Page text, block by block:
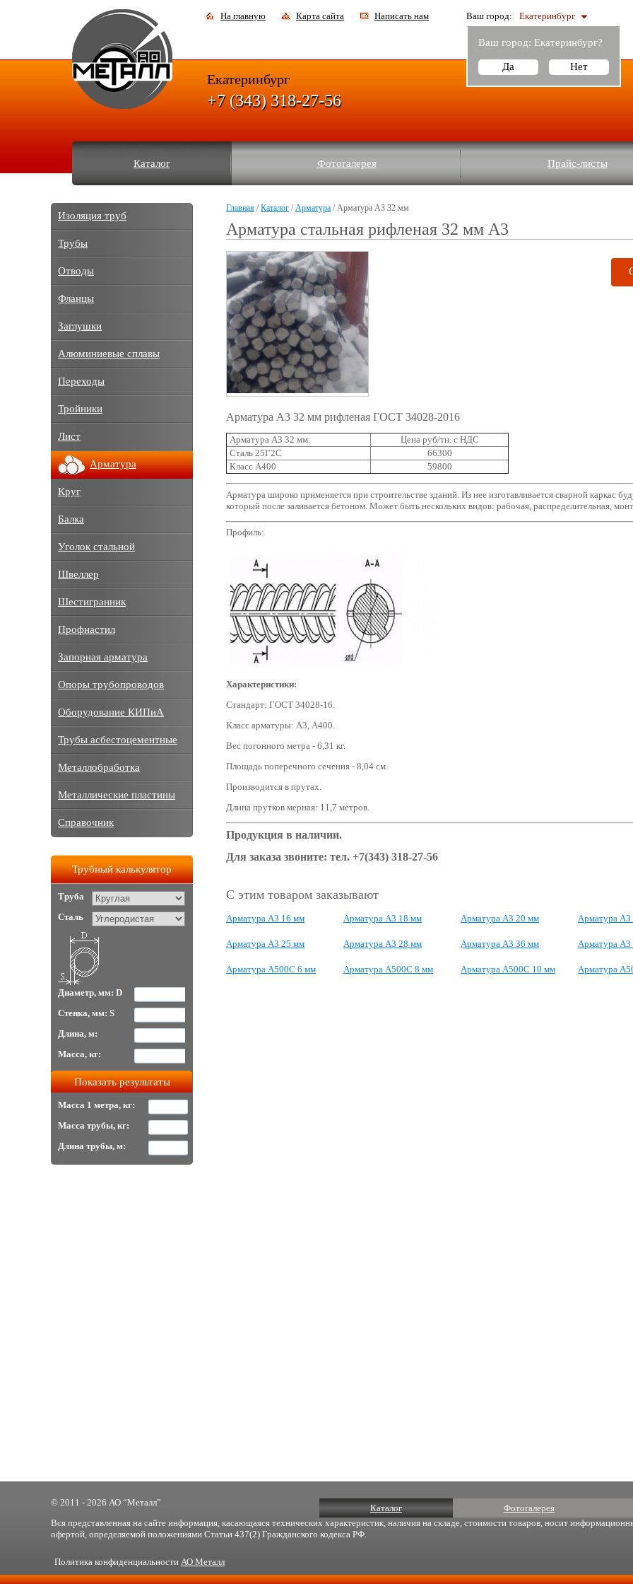
На главную Карта сайта Написать нам Ваш город: Екатеринбург
Ваш город: Екатеринбург?
Да Нет
Каталог Фотогалерея Прайс-листы
Екатеринбург
+7 (343) 318-27-56
Главная /Каталог /Арматура / Арматура А3 32 мм
Арматура стальная рифленая 32 мм А3
Арматура А3 32 мм рифленая ГОСТ 34028-2016
Арматура А3 32 мм.
Цена руб/тн. с НДС
Сталь 25Г2С
66300
Класс А400
59800
Арматура широко применяется при строительстве зданий. Из нее изготавливается сварной каркас
который после заливается бетоном. Может быть нескольких видов: рабочая, распределительная,
Профиль:
Характеристики:
Стандарт: ГОСТ 34028-16.
Класс арматуры: А3, А400.
Вес погонного метра - 6,31 кг.
Площадь поперечного сечения - 8,04 см.
Производится в прутах.
Длина прутков мерная: 11,7 метров.
Продукция в наличии.
Для заказа звоните: тел. +7(343) 318-27-56
С этим товаром заказывают
Арматура А3 16 мм Арматура А3 18 мм Арматура А3 20 мм Арматура
Арматура А3 25 мм Арматура А3 28 мм Арматура А3 36 мм Арматура
Арматура А500С 6 мм Арматура А500С 8 мм Арматура А500С 10 мм Арматура
Изоляция труб
Трубы
Отводы
Фланцы
Заглушки
Алюминиевые сплавы
Переходы
Тройники
Лист
Арматура
Круг
Балка
Уголок стальной
Швеллер
Шестигранник
Профнастил
Запорная арматура
Опоры трубопроводов
Оборудование КИПиА
Трубы асбестоцементные
Металлобработка
Металлические пластины
Справочник
Трубный калькулятор
Труба
Сталь
Диаметр, мм: D
Стенка, мм: S
Длина, м:
Масса, кг:
Масса 1 метра, кг:
Масса трубы, кг:
Длина трубы, м:
Каталог Фотогалерея
© 2011 - 2026 АО “Металл”
Вся представленная на сайте информация, касающаяся технических характеристик, наличия на складе, стоимости товаров, носит
офертой, определяемой положениями Статьи 437(2) Гражданского кодекса РФ.
Политика конфиденциальности АО Металл